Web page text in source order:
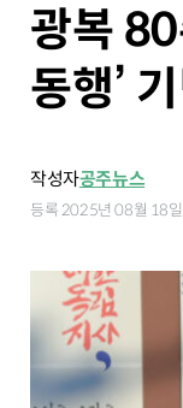
광복
동행’
작성자공주뉴스
등록 2025년 08월 18일